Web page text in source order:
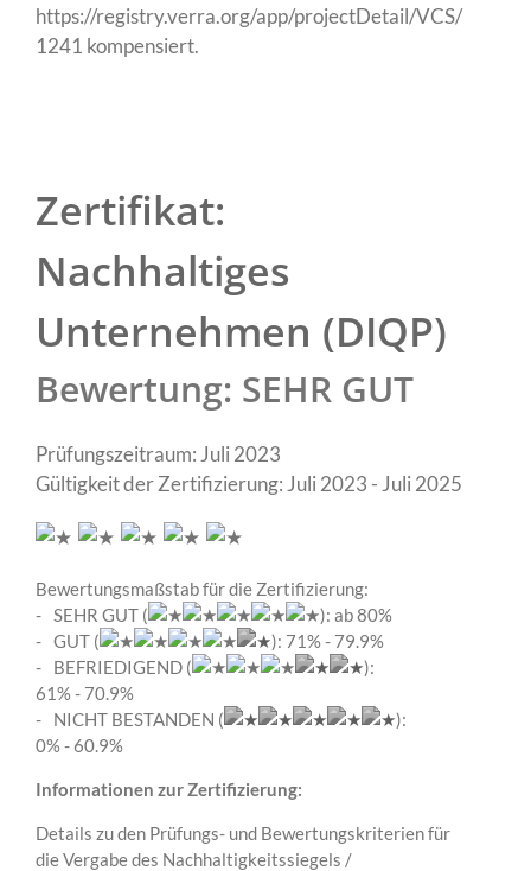
https://registry.verra.org/app/projectDetail/VCS/
1241 kompensiert.
Zertifikat:
Nachhaltiges
Unternehmen (DIQP)
Bewertung: SEHR GUT
Prüfungszeitraum: Juli 2023
Gültigkeit der Zertifizierung: Juli 2023 - Juli 2025
Bewertungsmaßstab für die Zertifizierung:
SEHR GUT (
): ab 80%
GUT (
): 71% - 79.9%
BEFRIEDIGEND (
):
61% - 70.9%
NICHT BESTANDEN (
):
0% - 60.9%
Informationen zur Zertifizierung:
Details zu den Prüfungs- und Bewertungskriterien für
die Vergabe des Nachhaltigkeitssiegels /